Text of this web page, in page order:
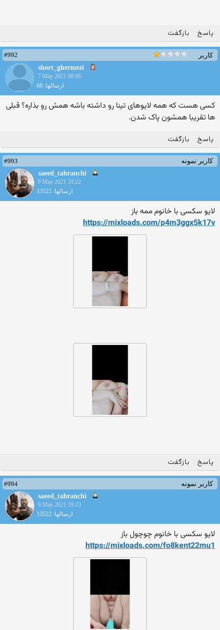
پاسخ بازگفت
کاربر
#992
short_ghermezi
7 May 2021 08:06
ارسالها: 68
کسی هست که همه لایوهای تینا رو داشته باشه همش رو بذاره؟ قبلی
ها تقریبا همشون پاک شدن.
پاسخ بازگفت
کاربر نمونه
#993
saeed_tahranchi
9 May 2021 19:22
ارسالها: 13522
لایو سکسی با خانوم ممه باز
https://mixloads.com/p4m3ggx5k17v
پاسخ بازگفت
کاربر نمونه
#994
saeed_tahranchi
9 May 2021 19:23
ارسالها: 13522
لایو سکسی با خانوم چوچول باز
https://mixloads.com/fo8kent22mu1